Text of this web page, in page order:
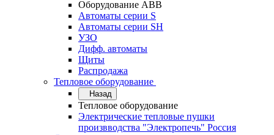
Оборудование АВВ
Автоматы серии S
Автоматы серии SH
УЗО
Дифф. автоматы
Щиты
Распродажа
Тепловое оборудование
Назад
Тепловое оборудование
Электрические тепловые пушки
произвводства "Электропечь" Россия